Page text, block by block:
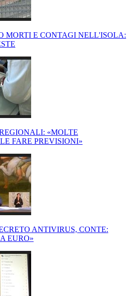
MORTI E CONTAGI NELL'ISOLA:
«MOLTE
FARE PREVISIONI»
ANTIVIRUS, CONTE:
EURO»